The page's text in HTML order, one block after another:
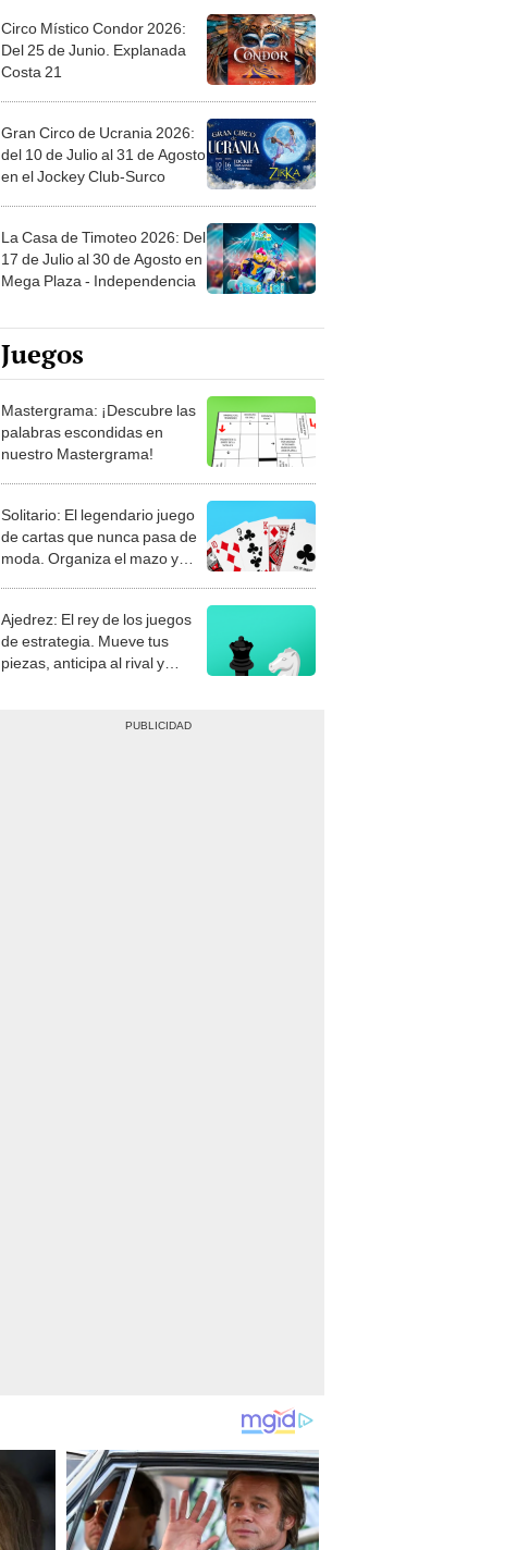
Circo Místico Condor 2026:
Del 25 de Junio. Explanada
Costa 21
Gran Circo de Ucrania 2026:
del 10 de Julio al 31 de Agosto
en el Jockey Club-Surco
La Casa de Timoteo 2026: Del
17 de Julio al 30 de Agosto en
Mega Plaza - Independencia
Juegos
Mastergrama: ¡Descubre las
palabras escondidas en
nuestro Mastergrama!
Solitario: El legendario juego
de cartas que nunca pasa de
moda. Organiza el mazo y
Ajedrez: El rey de los juegos
de estrategia. Mueve tus
piezas, anticipa al rival y